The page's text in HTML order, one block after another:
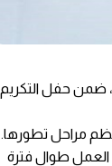
ضمن حفل التكريم
مراحل تطورها.
العمل طوال فترة